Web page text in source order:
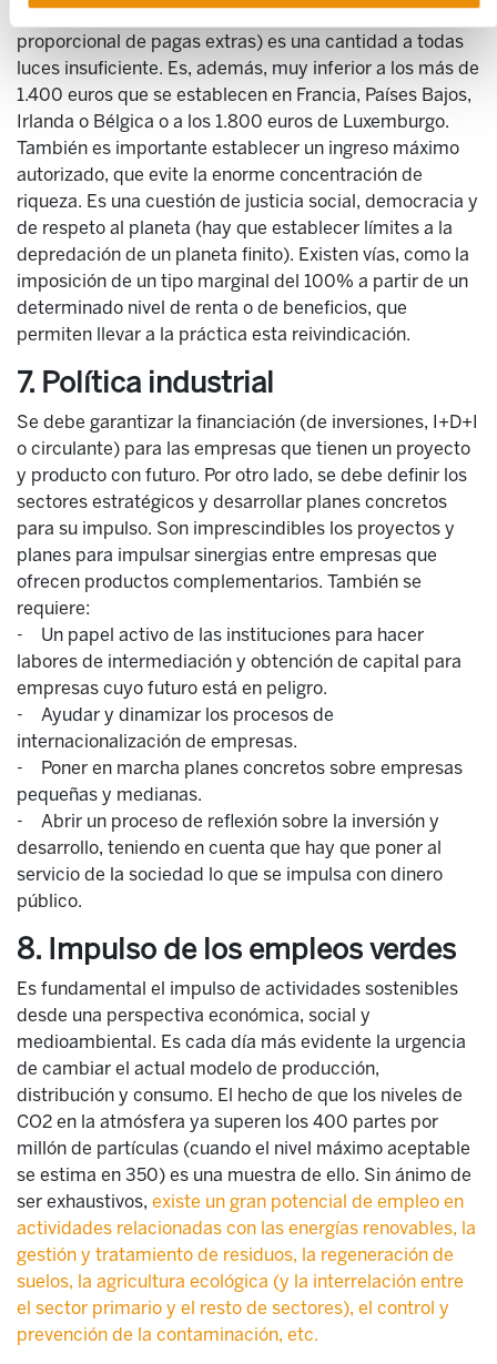
(655,2 euros al mes, 764,4 si se incluye la parte
proporcional de pagas extras) es una cantidad a todas
luces insuficiente. Es, además, muy inferior a los más de
1.400 euros que se establecen en Francia, Países Bajos,
Irlanda o Bélgica o a los 1.800 euros de Luxemburgo.
También es importante establecer un ingreso máximo
autorizado, que evite la enorme concentración de
riqueza. Es una cuestión de justicia social, democracia y
de respeto al planeta (hay que establecer límites a la
depredación de un planeta finito). Existen vías, como la
imposición de un tipo marginal del 100% a partir de un
determinado nivel de renta o de beneficios, que
permiten llevar a la práctica esta reivindicación.
7. Política industrial
Se debe garantizar la financiación (de inversiones, I+D+I
o circulante) para las empresas que tienen un proyecto
y producto con futuro. Por otro lado, se debe definir los
sectores estratégicos y desarrollar planes concretos
para su impulso. Son imprescindibles los proyectos y
planes para impulsar sinergias entre empresas que
ofrecen productos complementarios. También se
requiere:
- Un papel activo de las instituciones para hacer
labores de intermediación y obtención de capital para
empresas cuyo futuro está en peligro.
- Ayudar y dinamizar los procesos de
internacionalización de empresas.
- Poner en marcha planes concretos sobre empresas
pequeñas y medianas.
- Abrir un proceso de reflexión sobre la inversión y
desarrollo, teniendo en cuenta que hay que poner al
servicio de la sociedad lo que se impulsa con dinero
público.
8. Impulso de los empleos verdes
Es fundamental el impulso de actividades sostenibles
desde una perspectiva económica, social y
medioambiental. Es cada día más evidente la urgencia
de cambiar el actual modelo de producción,
distribución y consumo. El hecho de que los niveles de
CO2 en la atmósfera ya superen los 400 partes por
millón de partículas (cuando el nivel máximo aceptable
se estima en 350) es una muestra de ello. Sin ánimo de
ser exhaustivos, existe un gran potencial de empleo en
actividades relacionadas con las energías renovables, la
gestión y tratamiento de residuos, la regeneración de
suelos, la agricultura ecológica (y la interrelación entre
el sector primario y el resto de sectores), el control y
prevención de la contaminación, etc.